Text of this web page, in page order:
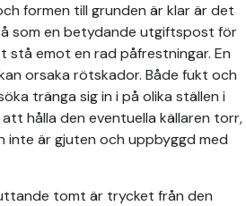
formen till grunden är klar är det
som en betydande utgiftspost för
stå emot en rad påfrestningar. En
orsaka rötskador. Både fukt och
tränga sig in i på olika ställen i
hålla den eventuella källaren torr,
inte är gjuten och uppbyggd med
tomt är trycket från den